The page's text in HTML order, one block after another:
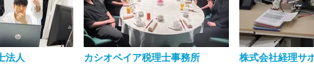
して成長したい方
志向のある方
進められる方
業務に挑戦したい方
性を高めたい方
法人 カシオペイア税理士事務所 株式会社経理サ